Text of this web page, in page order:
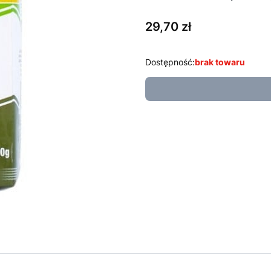
Cena
29,70 zł
Dostępność:brak towaru